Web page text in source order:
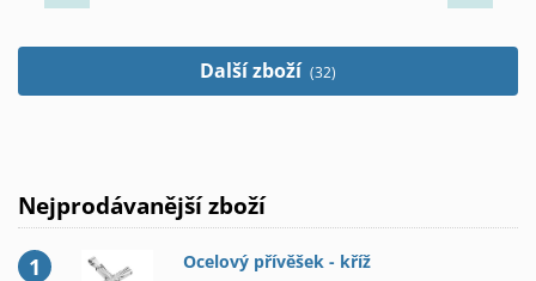
Další zboží (32)
Nejprodávanější zboží
Ocelový přívěšek - kříž